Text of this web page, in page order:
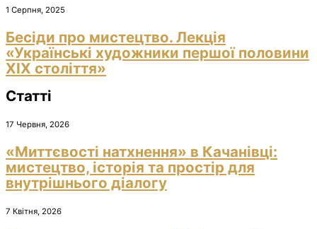
1 Серпня, 2025
Бесіди про мистецтво. Лекція
«Українські художники першої половини
ХІХ століття»
Статті
17 Червня, 2026
«Миттєвості натхнення» в Качанівці:
мистецтво, історія та простір для
внутрішнього діалогу
7 Квітня, 2026